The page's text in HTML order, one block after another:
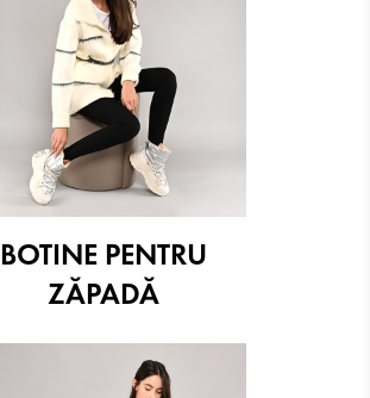
BOTINE PENTRU
ZĂPADĂ